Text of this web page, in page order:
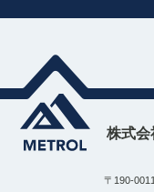
株式会
〒190-